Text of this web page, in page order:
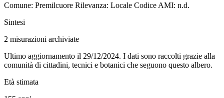
Comune: Premilcuore Rilevanza: Locale Codice AMI: n.d.
Sintesi
2 misurazioni archiviate
Ultimo aggiornamento il 29/12/2024. I dati sono raccolti grazie alla
comunità di cittadini, tecnici e botanici che seguono questo albero.
Età stimata